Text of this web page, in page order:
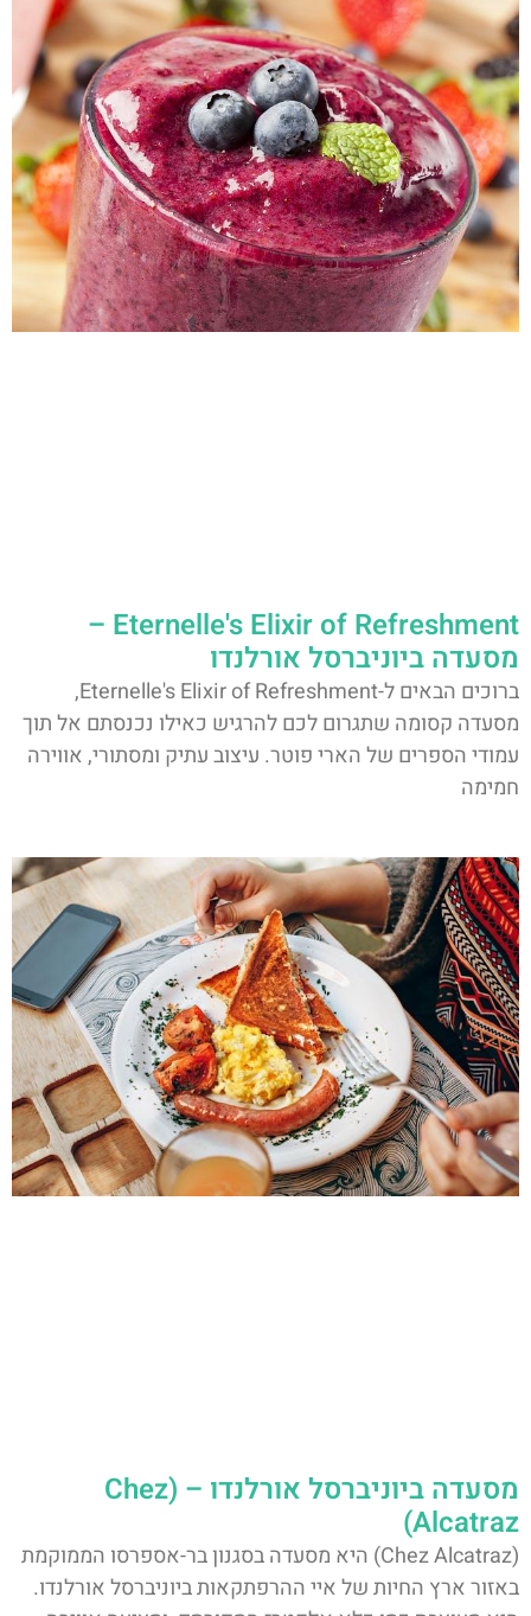
Eternelle's Elixir of Refreshment –
מסעדה ביוניברסל אורלנדו
ברוכים הבאים ל-Eternelle's Elixir of Refreshment,
מסעדה קסומה שתגרום לכם להרגיש כאילו נכנסתם אל תוך
עמודי הספרים של הארי פוטר. עיצוב עתיק ומסתורי, אווירה
חמימה
מסעדה ביוניברסל אורלנדו – (Chez
Alcatraz)
(Chez Alcatraz) היא מסעדה בסגנון בר-אספרסו הממוקמת
באזור ארץ החיות של איי ההרפתקאות ביוניברסל אורלנדו.